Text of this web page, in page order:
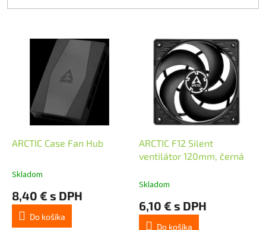
ARCTIC Case Fan Hub
Priemerné
produktu
5,0
Skladom
8,40 € s DPH
Do košíka
ARCTIC F12 Silent
ventilátor 120mm, černá
Skladom
6,10 € s DPH
Do košíka